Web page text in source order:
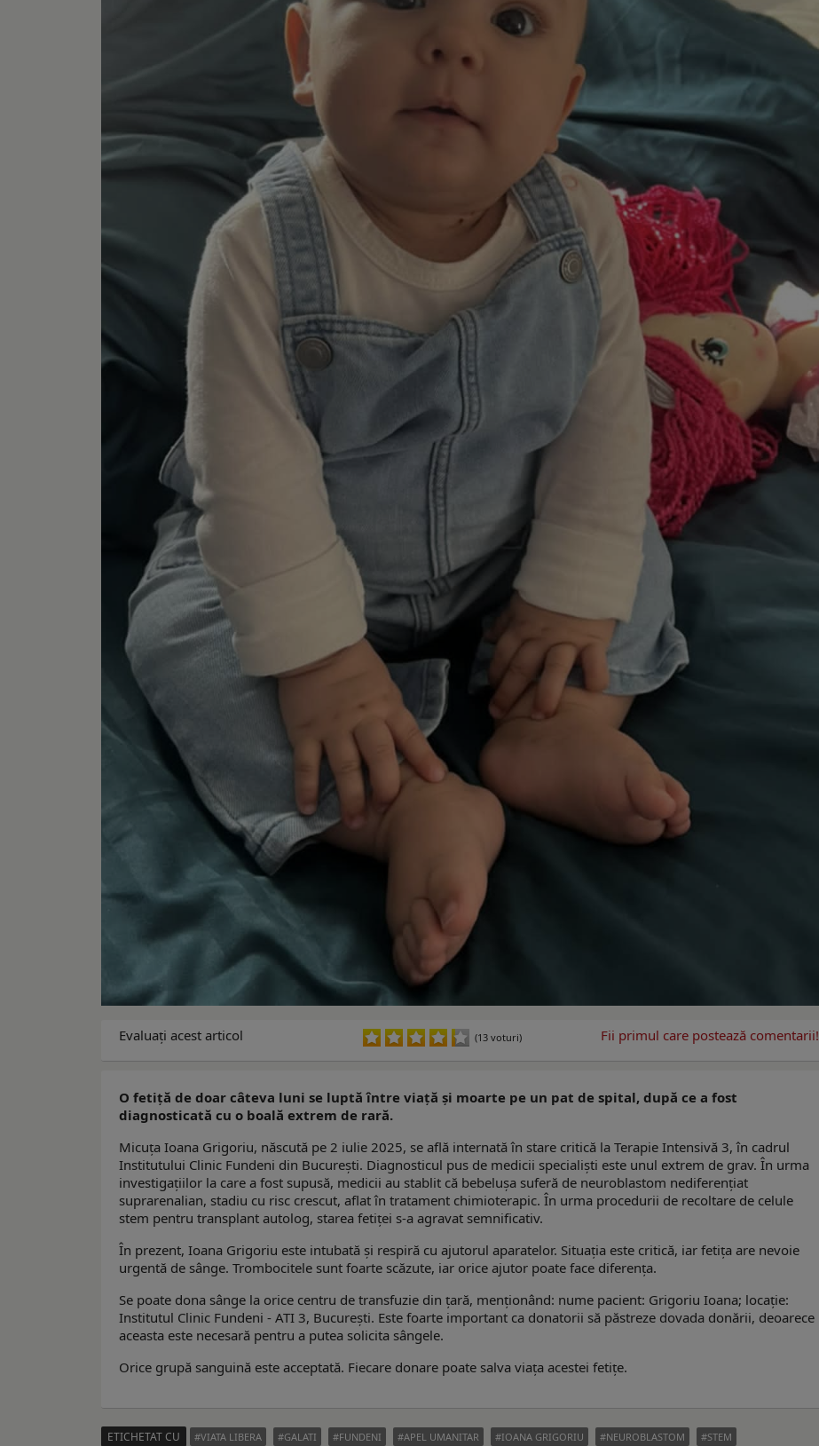
Evaluaţi acest articol (13 voturi) Fii primul care postează comentarii!
O fetiță de doar câteva luni se luptă între viață și moarte pe un pat de spital, după ce a fost
diagnosticată cu o boală extrem de rară.
Micuța Ioana Grigoriu, născută pe 2 iulie 2025, se află internată în stare critică la Terapie Intensivă 3, în cadrul
Institutului Clinic Fundeni din București. Diagnosticul pus de medicii specialiști este unul extrem de grav. În urma
investigațiilor la care a fost supusă, medicii au stablit că bebelușa suferă de neuroblastom nediferențiat
suprarenalian, stadiu cu risc crescut, aflat în tratament chimioterapic. În urma procedurii de recoltare de celule
stem pentru transplant autolog, starea fetiței s-a agravat semnificativ.
În prezent, Ioana Grigoriu este intubată și respiră cu ajutorul aparatelor. Situația este critică, iar fetița are nevoie
urgentă de sânge. Trombocitele sunt foarte scăzute, iar orice ajutor poate face diferența.
Se poate dona sânge la orice centru de transfuzie din țară, menționând: nume pacient: Grigoriu Ioana; locație:
Institutul Clinic Fundeni - ATI 3, București. Este foarte important ca donatorii să păstreze dovada donării, deoarece
aceasta este necesară pentru a putea solicita sângele.
Orice grupă sanguină este acceptată. Fiecare donare poate salva viața acestei fetițe.
ETICHETAT CU VIATA LIBERA GALATI FUNDENI APEL UMANITAR IOANA GRIGORIU NEUROBLASTOM STEM